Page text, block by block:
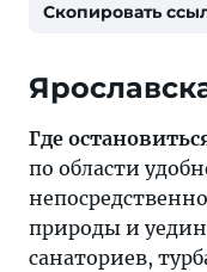
Скопировать
Где
по области
природы и
санаториев,